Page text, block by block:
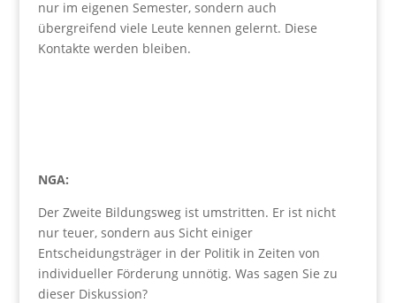
nur im eigenen Semester, sondern auch
übergreifend viele Leute kennen gelernt. Diese
Kontakte werden bleiben.
NGA:
Der Zweite Bildungsweg ist umstritten. Er ist nicht
nur teuer, sondern aus Sicht einiger
Entscheidungsträger in der Politik in Zeiten von
individueller Förderung unnötig. Was sagen Sie zu
dieser Diskussion?